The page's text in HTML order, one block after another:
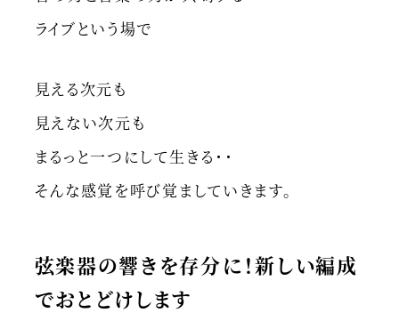
ライブという場で
見える次元も
見えない次元も
まるっと一つにして生きる・・
そんな感覚を呼び覚ましていきます。
弦楽器の響きを存分に！新しい編成
でおとどけします